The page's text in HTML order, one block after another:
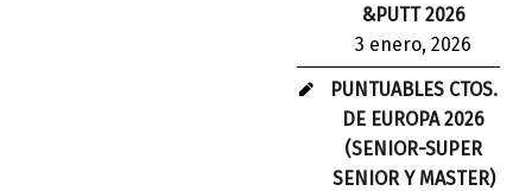
&PUTT 2026
3 enero, 2026
PUNTUABLES CTOS.
DE EUROPA 2026
(SENIOR-SUPER
SENIOR Y MASTER)